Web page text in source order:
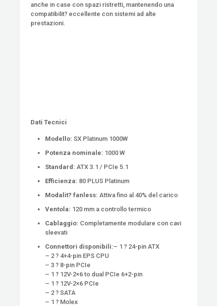
anche in case con spazi ristretti, mantenendo una
compatibilit? eccellente con sistemi ad alte
prestazioni.
Dati Tecnici
Modello: SX Platinum 1000W
Potenza nominale: 1000 W
Standard: ATX 3.1 / PCIe 5.1
Efficienza: 80 PLUS Platinum
Modalit? fanless: Attiva fino al 40% del carico
Ventola: 120 mm a controllo termico
Cablaggio: Completamente modulare con cavi
sleevati
Connettori disponibili:– 1 ? 24-pin ATX
– 2 ? 4+4-pin EPS CPU
– 3 ? 8-pin PCIe
– 1 ? 12V-2×6 to dual PCIe 6+2-pin
– 1 ? 12V-2×6 PCIe
– 2 ? SATA
– 1 ? Molex